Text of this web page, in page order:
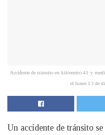
Accidente de tránsito en kilómetro 41 y
el lunes 13 de
Un accidente de tránsito